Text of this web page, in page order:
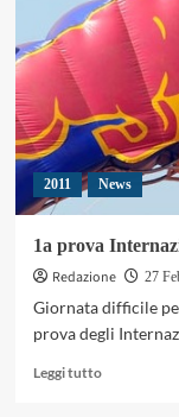
altra
vittoria
Villopoto!
2011 News
1a prova
Redazione
27
Giornata difficile
prova degli
Leggi tuttoLeggi